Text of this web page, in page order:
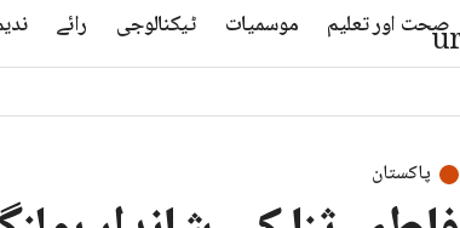
صحت اور تعلیم موسمیات ٹیکنالوجی رائے
پاکستان